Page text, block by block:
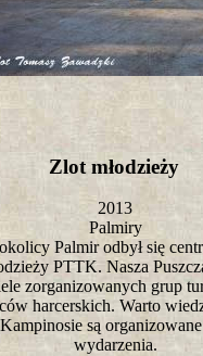
Zlot młodzieży
2013
Palmiry
Palmir odbył się
PTTK. Nasza
zorganizowanych grup
harcerskich. Warto
Kampinosie są
wydarzenia.